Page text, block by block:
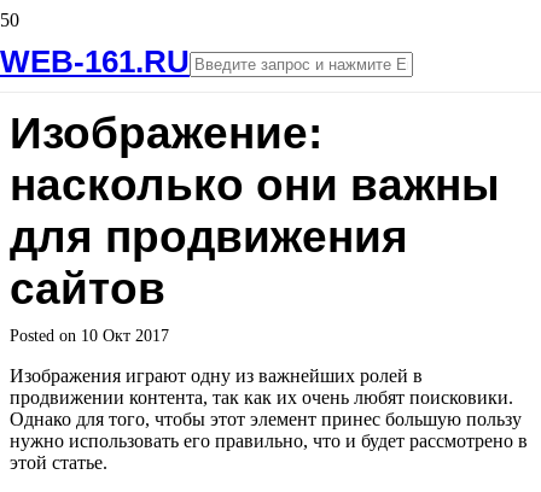
WEB-161.RU
Изображение:
насколько они важны
для продвижения
сайтов
Posted on 10 Окт 2017
Изображения играют одну из важнейших ролей в
продвижении контента, так как их очень любят поисковики.
Однако для того, чтобы этот элемент принес большую пользу
нужно использовать его правильно, что и будет рассмотрено в
этой статье.